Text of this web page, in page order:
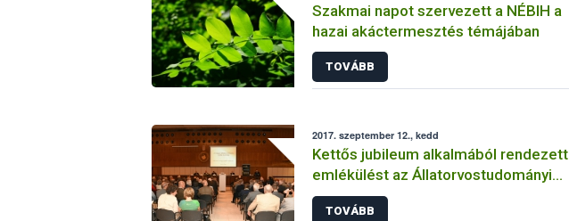
Szakmai napot szervezett a NÉBIH a
hazai akáctermesztés témájában
TOVÁBB
2017. szeptember 12., kedd
Kettős jubileum alkalmából rendezett
emlékülést az Állatorvostudományi
Egyetem és a NÉBIH
TOVÁBB